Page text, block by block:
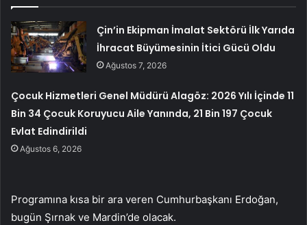
Çin’in Ekipman İmalat Sektörü İlk Yarıda
İhracat Büyümesinin İtici Gücü Oldu
Ağustos 7, 2026
Çocuk Hizmetleri Genel Müdürü Alagöz: 2026 Yılı İçinde 11
Bin 34 Çocuk Koruyucu Aile Yanında, 21 Bin 197 Çocuk
Evlat Edindirildi
Ağustos 6, 2026
Programına kısa bir ara veren Cumhurbaşkanı Erdoğan,
bugün Şırnak ve Mardin’de olacak.